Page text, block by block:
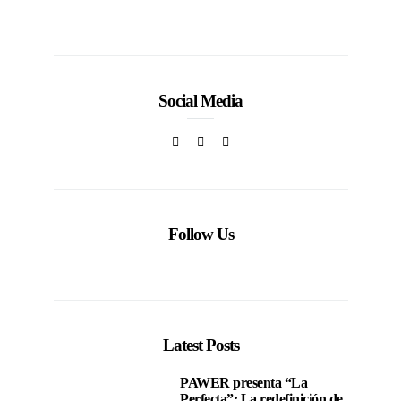
Social Media
Follow Us
Latest Posts
PAWER presenta “La